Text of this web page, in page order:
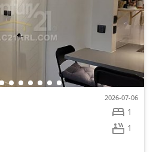
1
1
2026-07-06